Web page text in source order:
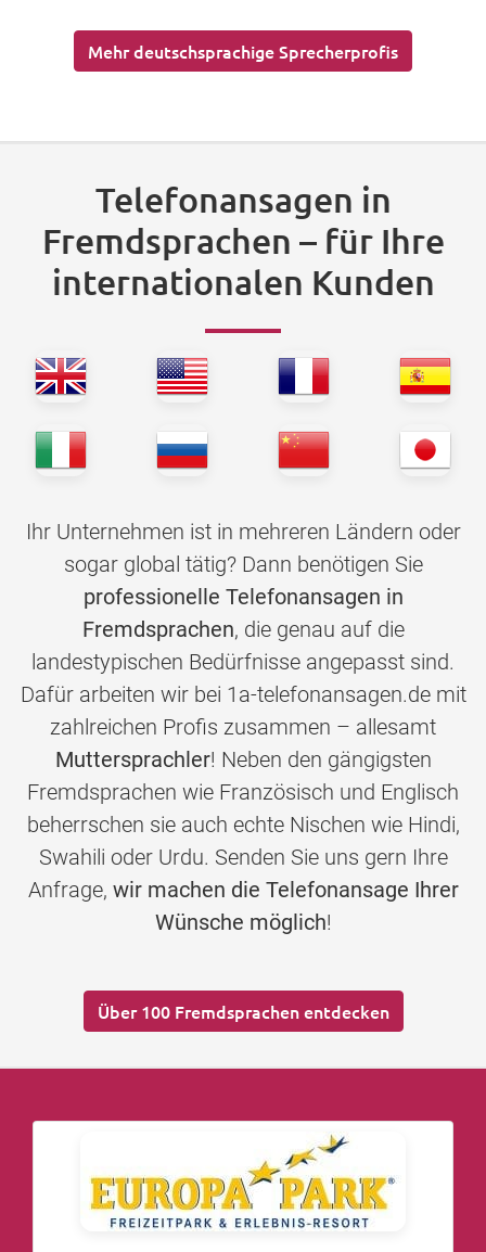
Mehr deutschsprachige Sprecherprofis
Telefonansagen in
Fremdsprachen – für Ihre
internationalen Kunden
Ihr Unternehmen ist in mehreren Ländern oder
sogar global tätig? Dann benötigen Sie
professionelle Telefonansagen in
Fremdsprachen, die genau auf die
landestypischen Bedürfnisse angepasst sind.
Dafür arbeiten wir bei 1a-telefonansagen.de mit
zahlreichen Profis zusammen – allesamt
Muttersprachler! Neben den gängigsten
Fremdsprachen wie Französisch und Englisch
beherrschen sie auch echte Nischen wie Hindi,
Swahili oder Urdu. Senden Sie uns gern Ihre
Anfrage, wir machen die Telefonansage Ihrer
Wünsche möglich!
Über 100 Fremdsprachen entdecken